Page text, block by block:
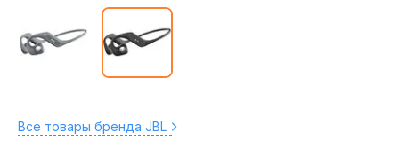
Все товары бренда JBL